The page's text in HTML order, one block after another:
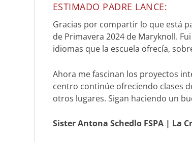
ESTIMADO PADRE LANCE:
Gracias por compartir lo que está
de Primavera 2024 de Maryknoll.
idiomas que la escuela ofrecía,
Ahora me fascinan los proyectos
centro continúe ofreciendo clases
otros lugares. Sigan haciendo un
Sister Antona Schedlo FSPA| La